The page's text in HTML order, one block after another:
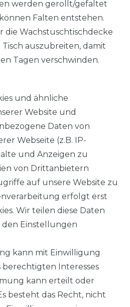
werden gerollt/gefaltet
Falten entstehen.
die Wachstuschtischdecke
auszubreiten, damit
Tagen verschwinden.
& SCHNELLER VERSAND
1 BIS 3 WERKTAGE
RÜCKGABERECHT
und ähnliche
Website und
Daten von
Webseite (z.B. IP-
und Anzeigen zu
von Drittanbietern
auf unsere Website zu
erfolgt erst
Wir teilen diese Daten
den Einstellungen
kann mit Einwilligung
Interesses
kann erteilt oder
besteht das Recht, nicht